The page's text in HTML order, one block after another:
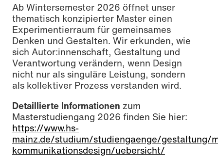
Ab Wintersemester 2026 öffnet unser
thematisch konzipierter Master einen
Experimentierraum für gemeinsames
Denken und Gestalten. Wir erkunden, wie
sich Autor:innenschaft, Gestaltung und
Verantwortung verändern, wenn Design
nicht nur als singuläre Leistung, sondern
als kollektiver Prozess verstanden wird.
Detaillierte Informationen zum
Masterstudiengang 2026 finden Sie hier:
https://www.hs-
mainz.de/studium/studiengaenge/gestaltung/
kommunikationsdesign/uebersicht/